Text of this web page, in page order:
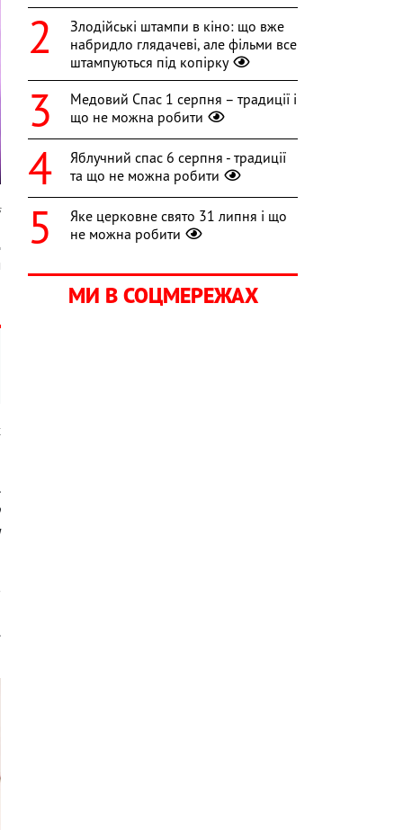
Злодійські штампи в кіно: що вже
набридло глядачеві, але фільми все
штампуються під копірку
Медовий Спас 1 серпня – традиції і
що не можна робити
Яблучний спас 6 серпня - традиції
та що не можна робити
Яке церковне свято 31 липня і що
не можна робити
МИ В СОЦМЕРЕЖАХ